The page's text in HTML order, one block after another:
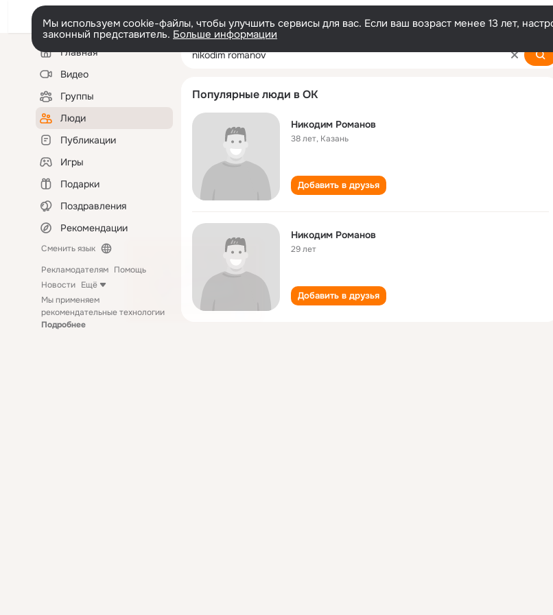
Мы используем cookie-файлы, чтобы улучшить сервисы для вас. Если ваш возраст менее 13 лет,
законный представитель. Больше информации
Левая
колонкаГлавная
Видео
Группы
Люди
Публикации
Игры
Подарки
Поздравления
Рекомендации
Сменить язык
Рекламодателям Помощь
Новости Ещё
Мы применяем
рекомендательные технологии
Подробнее
nikodim romanov
Популярные люди в ОК
Никодим Романов
38 лет, Казань
Добавить в друзья
Никодим Романов
29 лет
Добавить в друзья